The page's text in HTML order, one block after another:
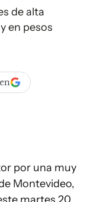
de alta
en pesos
por una muy
Montevideo,